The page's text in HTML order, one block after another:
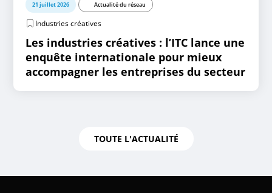
21 juillet 2026 Actualité du réseau
Industries créatives
Les industries créatives : l’ITC lance une
enquête internationale pour mieux
accompagner les entreprises du secteur
TOUTE L'ACTUALITÉ